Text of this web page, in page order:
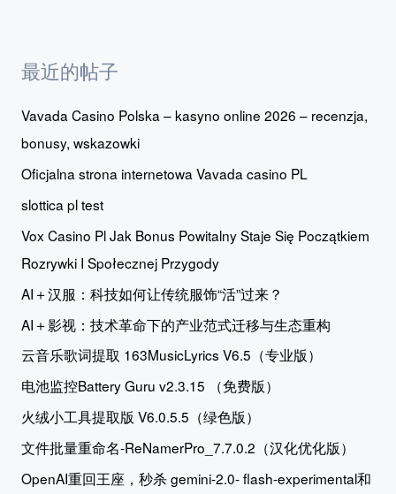
最近的帖子
Vavada Casino Polska – kasyno online 2026 – recenzja,
bonusy, wskazowki
Oficjalna strona internetowa Vavada casino PL
slottica pl test
Vox Casino Pl Jak Bonus Powitalny Staje Się Początkiem
Rozrywki I Społecznej Przygody
AI＋汉服：科技如何让传统服饰“活”过来？
AI＋影视：技术革命下的产业范式迁移与生态重构
云音乐歌词提取 163MusicLyrics V6.5（专业版）
电池监控Battery Guru v2.3.15 （免费版）
火绒小工具提取版 V6.0.5.5（绿色版）
文件批量重命名-ReNamerPro_7.7.0.2（汉化优化版）
OpenAI重回王座，秒杀 gemini-2.0- flash-experimental和